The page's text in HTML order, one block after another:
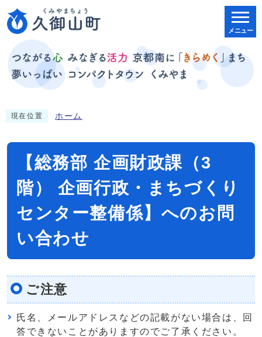
メニュー
現在位置 ホーム
【総務部 企画財政課（3
階） 企画行政・まちづくり
センター整備係】へのお問
い合わせ
ご注意
氏名、メールアドレスなどの記載がない場合は、回
答できないことがありますのでご了承ください。